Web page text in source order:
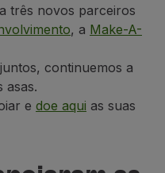
três novos parceiros
, a Make-A-
continuemos a
asas.
e doe aqui as suas